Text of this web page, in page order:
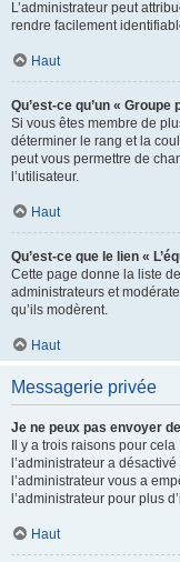
L’administrateur peut
rendre facilement
Haut
Qu’est-ce qu’un « Groupe
Si vous êtes membre de
déterminer le rang et la
peut vous permettre de
l’utilisateur.
Haut
Qu’est-ce que le lien «
Cette page donne la liste
administrateurs et
qu’ils modèrent.
Haut
Messagerie privée
Je ne peux pas envoyer
Il y a trois raisons pour
l’administrateur a
l’administrateur vous a
l’administrateur pour plus
Haut